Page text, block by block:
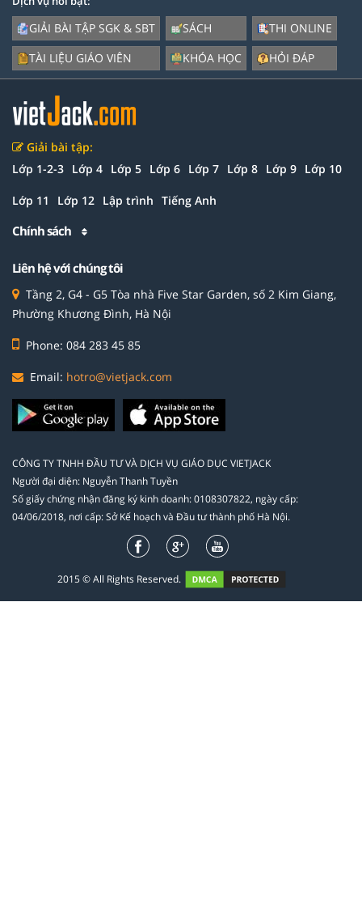
GIẢI BÀI TẬP SGK & SBT
TÀI LIỆU GIÁO VIÊN
SÁCH
KHÓA HỌC
THI ONLINE
HỎI ĐÁP
Giải bài tập:
Lớp 1-2-3 Lớp 4 Lớp 5 Lớp 6 Lớp 7 Lớp 8 Lớp 9 Lớp 10
Lớp 11 Lớp 12 Lập trình Tiếng Anh
Chính sách
Liên hệ với chúng tôi
Tầng 2, G4 - G5 Tòa nhà Five Star Garden, số 2 Kim Giang,
Phường Khương Đình, Hà Nội
Phone: 084 283 45 85
Email: hotro@vietjack.com
CÔNG TY TNHH ĐẦU TƯ VÀ DỊCH VỤ GIÁO DỤC VIETJACK
Người đại diện: Nguyễn Thanh Tuyền
Số giấy chứng nhận đăng ký kinh doanh: 0108307822, ngày cấp:
04/06/2018, nơi cấp: Sở Kế hoạch và Đầu tư thành phố Hà Nội.
2015 © All Rights Reserved.